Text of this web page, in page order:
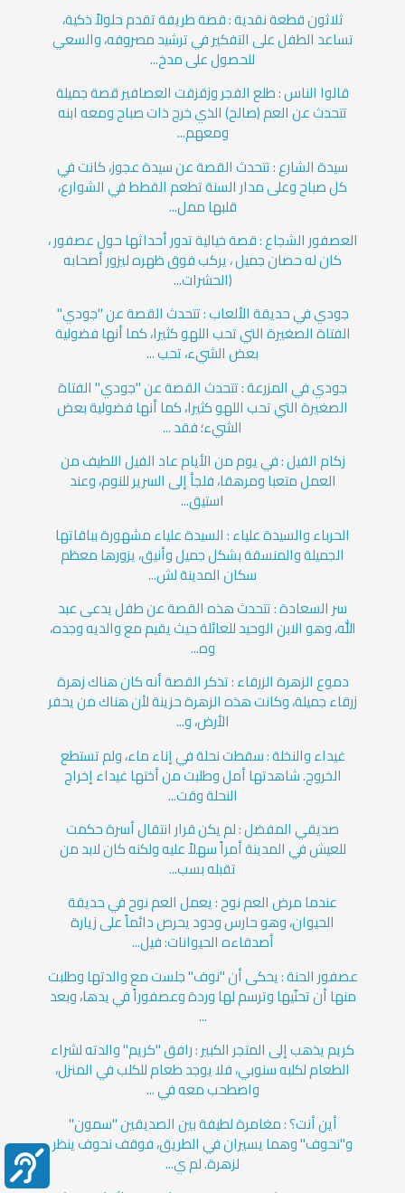
ثلاثون قطعة نقدية : قصة طريفة تقدم حلولاً ذكية،
تساعد الطفل على التفكير في ترشيد مصروفه، والسعي
للحصول على مدخ...
قالوا الناس : طلع الفجر وزقزقت العصافير قصة جميلة
تتحدث عن العم (صالح) الذي خرج ذات صباح ومعه ابنه
ومعهم...
سيدة الشارع : تتحدث القصة عن سيدة عجوز، كانت في
كل صباح وعلى مدار السنة تطعم القطط في الشوارع،
قلبها ممل...
العصفور الشجاع : قصة خيالية تدور أحداثها حول عصفور ،
كان له حصان جميل ، يركب فوق ظهره ليزور أصحابه
(الحشرات...
جودي في حديقة الألعاب : تتحدث القصة عن "جودي"
الفتاة الصغيرة التي تحب اللهو كثيرا، كما أنها فضولية
بعض الشيء، تحب ...
جودي في المزرعة : تتحدث القصة عن "جودي" الفتاة
الصغيرة التي تحب اللهو كثيرا، كما أنها فضولية بعض
الشيء؛ فقد ...
زكام الفيل : في يوم من الأيام عاد الفيل اللطيف من
العمل متعبا ومرهقا، فلجأ إلى السرير للنوم، وعند
استيق...
الحرباء والسيدة علياء : السيدة علياء مشهورة بباقاتها
الجميلة والمنسقة بشكل جميل وأنيق، يزورها معظم
سكان المدينة لش...
سر السعادة : تتحدث هذه القصة عن طفل يدعى عبد
الله، وهو الابن الوحيد للعائلة حيث يقيم مع والديه وجده،
وه...
دموع الزهرة الزرقاء : تذكر القصة أنه كان هناك زهرة
زرقاء جميلة، وكانت هذه الزهرة حزينة لأن هناك من يحفر
الأرض، و...
غيداء والنخلة : سقطت نحلة في إناء ماء، ولم تستطع
الخروج. شاهدتها أمل وطلبت من أختها غيداء إخراج
النحلة وقت...
صديقي المفضل : لم يكن قرار انتقال أسرة حكمت
للعيش في المدينة أمراً سهلاً عليه ولكنه كان لابد من
تقبله بسب...
عندما مرض العم نوح : يعمل العم نوح في حديقة
الحيوان، وهو حارس ودود يحرص دائماً على زيارة
أصدقاءه الحيوانات: فيل...
عصفور الحنة : يحكى أن "نوف" جلست مع والدتها وطلبت
منها أن تحنّيها وترسم لها وردة وعصفوراً في يدها، وبعد
...
كريم يذهب إلى المتجر الكبير : رافق "كريم" والدته لشراء
الطعام لكلبه سنوبي، فلا يوجد طعام للكلب في المنزل،
واصطحب معه في ...
أين أنت؟ : مغامرة لطيفة بين الصديقين "سمون"
و"نحوف" وهما يسيران في الطريق، فوقف نحوف ينظر
لزهرة. لم ي...